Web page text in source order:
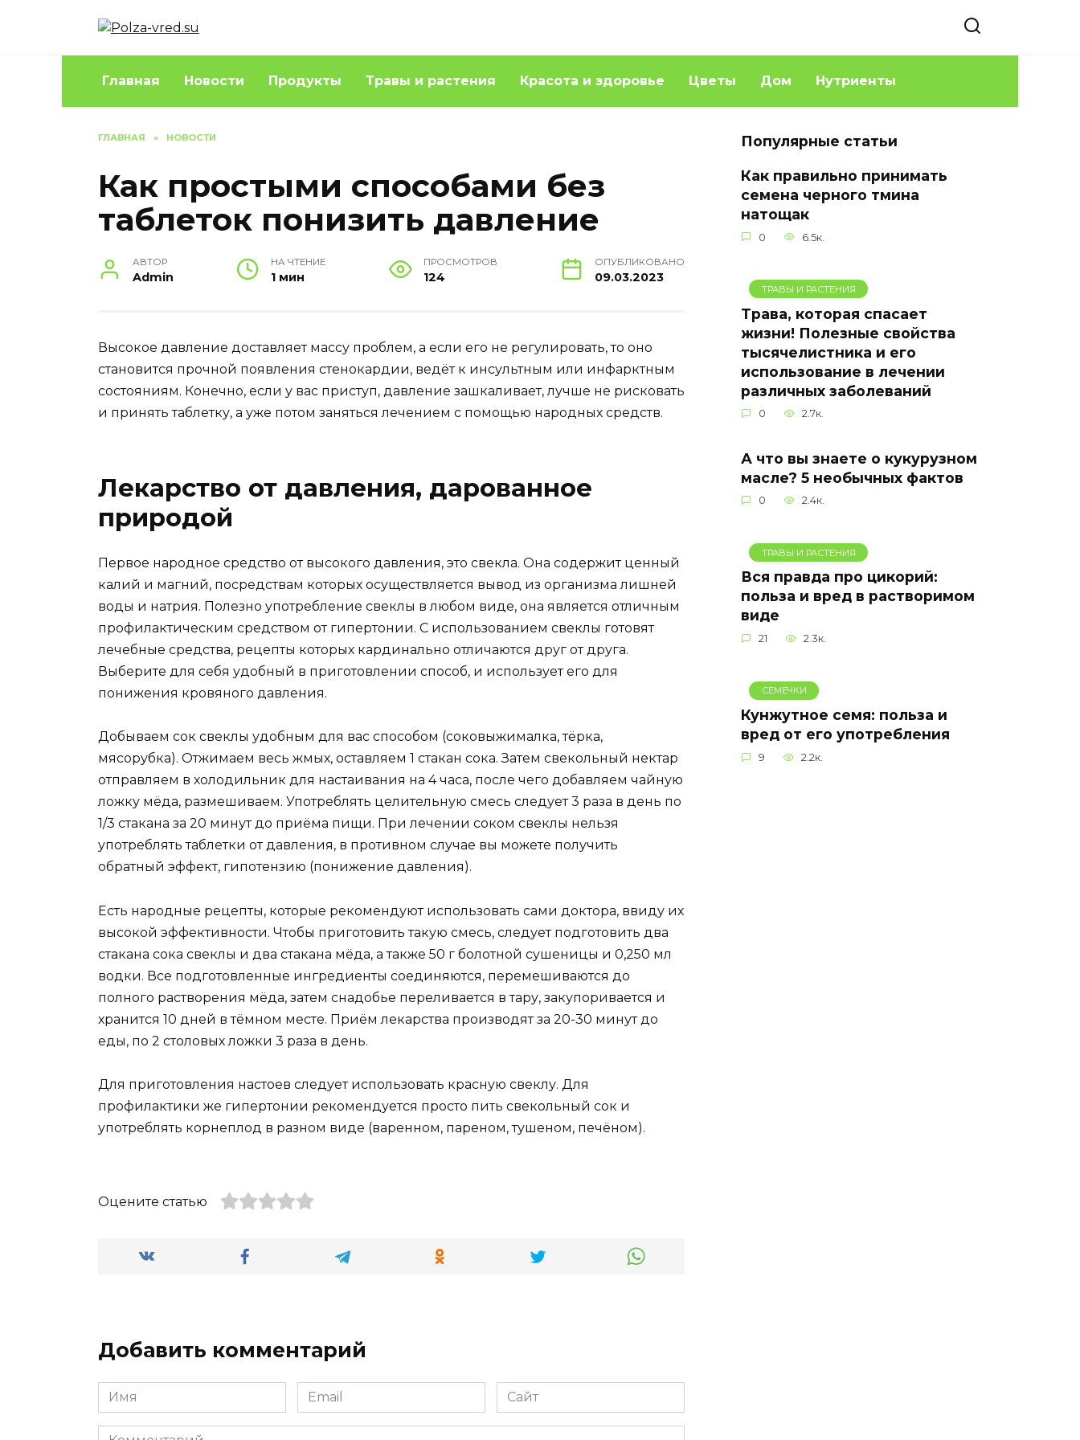
Главная Новости Продукты Травы и растения Красота и здоровье Цветы Дом Нутриенты
ГЛАВНАЯ » НОВОСТИ
Как простыми способами без
таблеток понизить давление
АВТОР
Admin
НА ЧТЕНИЕ
1 мин
ПРОСМОТРОВ
124
ОПУБЛИКОВАНО
09.03.2023
Высокое давление доставляет массу проблем, а если его не регулировать, то оно
становится прочной появления стенокардии, ведёт к инсультным или инфарктным
состояниям. Конечно, если у вас приступ, давление зашкаливает, лучше не рисковать
и принять таблетку, а уже потом заняться лечением с помощью народных средств.
Лекарство от давления, дарованное
природой
Первое народное средство от высокого давления, это свекла. Она содержит ценный
калий и магний, посредствам которых осуществляется вывод из организма лишней
воды и натрия. Полезно употребление свеклы в любом виде, она является отличным
профилактическим средством от гипертонии. С использованием свеклы готовят
лечебные средства, рецепты которых кардинально отличаются друг от друга.
Выберите для себя удобный в приготовлении способ, и использует его для
понижения кровяного давления.
Добываем сок свеклы удобным для вас способом (соковыжималка, тёрка,
мясорубка). Отжимаем весь жмых, оставляем 1 стакан сока. Затем свекольный нектар
отправляем в холодильник для настаивания на 4 часа, после чего добавляем чайную
ложку мёда, размешиваем. Употреблять целительную смесь следует 3 раза в день по
1/3 стакана за 20 минут до приёма пищи. При лечении соком свеклы нельзя
употреблять таблетки от давления, в противном случае вы можете получить
обратный эффект, гипотензию (понижение давления).
Есть народные рецепты, которые рекомендуют использовать сами доктора, ввиду их
высокой эффективности. Чтобы приготовить такую смесь, следует подготовить два
стакана сока свеклы и два стакана мёда, а также 50 г болотной сушеницы и 0,250 мл
водки. Все подготовленные ингредиенты соединяются, перемешиваются до
полного растворения мёда, затем снадобье переливается в тару, закупоривается и
хранится 10 дней в тёмном месте. Приём лекарства производят за 20-30 минут до
еды, по 2 столовых ложки 3 раза в день.
Для приготовления настоев следует использовать красную свеклу. Для
профилактики же гипертонии рекомендуется просто пить свекольный сок и
употреблять корнеплод в разном виде (варенном, пареном, тушеном, печёном).
Оцените статью
Добавить комментарий
Имя
*
Email
*
Сайт
Комментарий
Популярные статьи
Как правильно принимать
семена черного тмина
натощак
0 6.5к.
ТРАВЫ И РАСТЕНИЯ
Трава, которая спасает
жизни! Полезные свойства
тысячелистника и его
использование в лечении
различных заболеваний
0 2.7к.
А что вы знаете о кукурузном
масле? 5 необычных фактов
0 2.4к.
ТРАВЫ И РАСТЕНИЯ
Вся правда про цикорий:
польза и вред в растворимом
виде
21 2.3к.
СЕМЕЧКИ
Кунжутное семя: польза и
вред от его употребления
9 2.2к.